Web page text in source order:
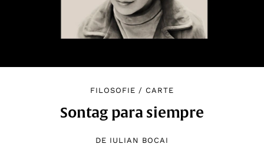
FILOSOFIE / CARTE
Sontag para siempre
DE IULIAN BOCAI